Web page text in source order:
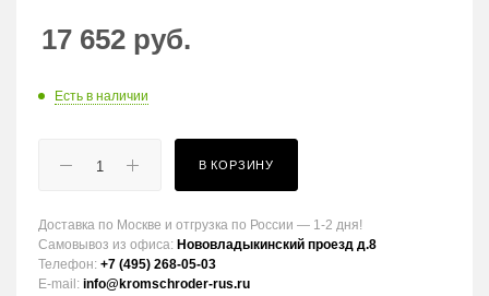
17 652 руб.
Есть в наличии
В КОРЗИНУ
Доставка по Москве и отгрузка по России — 1-2 дня!
Самовывоз из офиса: Нововладыкинский проезд д.8
Телефон: +7 (495) 268-05-03
E-mail: info@kromschroder-rus.ru